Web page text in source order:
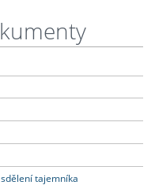
tajemníka